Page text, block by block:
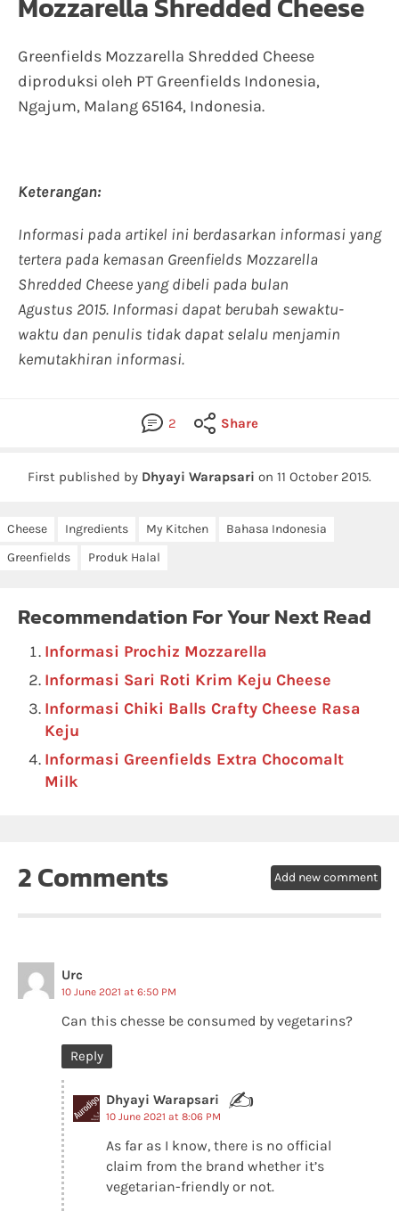
Greenfields Mozzarella Shredded Cheese
diproduksi oleh PT Greenfields Indonesia,
Ngajum, Malang 65164, Indonesia.
Keterangan:
Informasi pada artikel ini berdasarkan informasi yang
tertera pada kemasan Greenfields Mozzarella
Shredded Cheese yang dibeli pada bulan
Agustus 2015. Informasi dapat berubah sewaktu-
waktu dan penulis tidak dapat selalu menjamin
kemutakhiran informasi.
2 Share
First published by Dhyayi Warapsari on 11 October 2015.
Cheese Ingredients My Kitchen
Bahasa Indonesia
Greenfields
Produk Halal
Recommendation For Your Next Read
Informasi Prochiz Mozzarella
Informasi Sari Roti Krim Keju Cheese
Informasi Chiki Balls Crafty Cheese Rasa
Keju
Informasi Greenfields Extra Chocomalt
Milk
2 Comments Add new comment
Urc
10 June 2021 at 6:50 PM
Can this chesse be consumed by vegetarins?
Reply
Dhyayi Warapsari ✍
10 June 2021 at 8:06 PM
As far as I know, there is no official
claim from the brand whether it’s
vegetarian-friendly or not.